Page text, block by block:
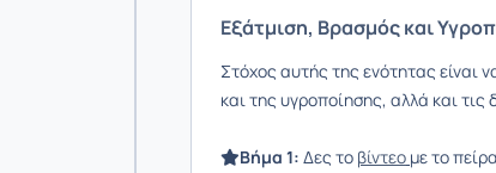
Εξάτμιση, Βρασμός και
Στόχος αυτής της ενότητας είναι
και της υγροποίησης, αλλά και τις
Βήμα 1: Δες το βίντεο με το